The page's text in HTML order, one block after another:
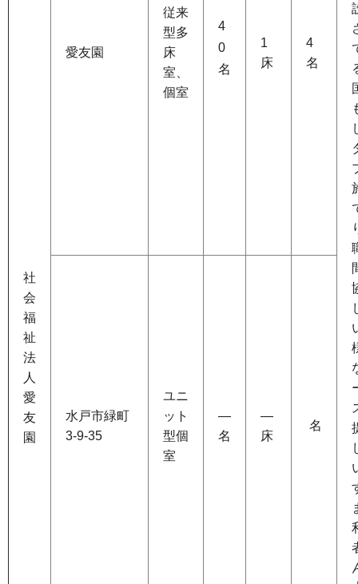
社
会
福
祉
法
人
愛
友
園
愛友園
従来
型多
床
室、
個室
4
0
名
1
床
4
名
水戸市緑町
3-9-35
ユニ
ット
型個
室
―
名
―
床
名